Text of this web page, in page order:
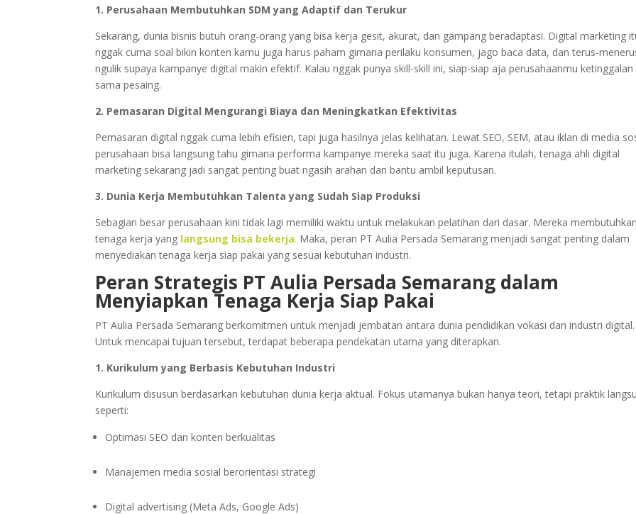
1. Perusahaan Membutuhkan SDM yang Adaptif dan Terukur
Sekarang, dunia bisnis butuh orang-orang yang bisa kerja gesit, akurat, dan gampang beradaptasi. Digital marketing
nggak cuma soal bikin konten kamu juga harus paham gimana perilaku konsumen, jago baca data, dan terus-
ngulik supaya kampanye digital makin efektif. Kalau nggak punya skill-skill ini, siap-siap aja perusahaanmu ketinggalan
sama pesaing.
2. Pemasaran Digital Mengurangi Biaya dan Meningkatkan Efektivitas
Pemasaran digital nggak cuma lebih efisien, tapi juga hasilnya jelas kelihatan. Lewat SEO, SEM, atau iklan di media
perusahaan bisa langsung tahu gimana performa kampanye mereka saat itu juga. Karena itulah, tenaga ahli digital
marketing sekarang jadi sangat penting buat ngasih arahan dan bantu ambil keputusan.
3. Dunia Kerja Membutuhkan Talenta yang Sudah Siap Produksi
Sebagian besar perusahaan kini tidak lagi memiliki waktu untuk melakukan pelatihan dari dasar. Mereka membutuhkan
tenaga kerja yang langsung bisa bekerja. Maka, peran PT Aulia Persada Semarang menjadi sangat penting dalam
menyediakan tenaga kerja siap pakai yang sesuai kebutuhan industri.
Peran Strategis PT Aulia Persada Semarang dalam
Menyiapkan Tenaga Kerja Siap Pakai
PT Aulia Persada Semarang berkomitmen untuk menjadi jembatan antara dunia pendidikan vokasi dan industri digital.
Untuk mencapai tujuan tersebut, terdapat beberapa pendekatan utama yang diterapkan.
1. Kurikulum yang Berbasis Kebutuhan Industri
Kurikulum disusun berdasarkan kebutuhan dunia kerja aktual. Fokus utamanya bukan hanya teori, tetapi praktik
seperti:
Optimasi SEO dan konten berkualitas
Manajemen media sosial berorientasi strategi
Digital advertising (Meta Ads, Google Ads)